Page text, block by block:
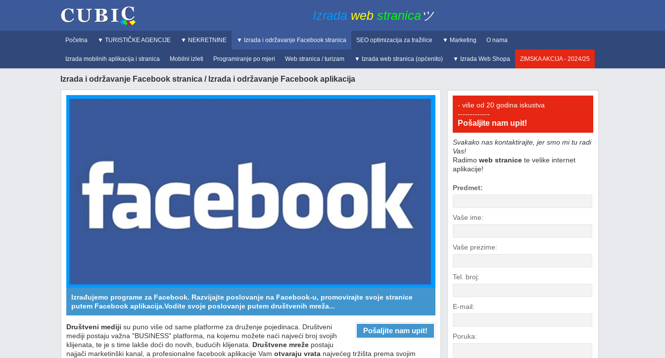
Izrada web stranica ツ
Početna ▼ TURISTIČKE AGENCIJE ▼ NEKRETNINE ▼ Izrada i održavanje Facebook stranica SEO optimizacija za tražilice ▼ Marketing O nama
Izrada mobilnih aplikacija i stranica Mobilni izleti Programiranje po mjeri Web stranica / turizam ▼ Izrada web stranica (općenito) ▼ Izrada Web Shopa ZIMSKA AKCIJA - 2024/25
Izrada i održavanje Facebook stranica / Izrada i održavanje Facebook aplikacija
Izrađujemo programe za Facebook. Razvijajte poslovanje na Facebook-u, promovirajte svoje stranice
putem Facebook aplikacija.Vodite svoje poslovanje putem društvenih mreža...
Pošaljite nam upit!
Društveni mediji su puno više od same platforme za druženje pojedinaca. Društveni
mediji postaju važna "BUSINESS" platforma, na kojemu možete naći najveći broj svojih
klijenata, te je s time lakše doći do novih, budućih klijenata. Društvene mreže postaju
najjači marketinški kanal, a profesionalne facebook aplikacije Vam otvaraju vrata najvećeg tržišta prema svojim
- više od 20 godina iskustva
-------------
Pošaljite nam upit!
Svakako nas kontaktirajte, jer smo mi tu radi
Vas!
Radimo web stranice te velike internet
aplikacije!
Predmet:
Vaše ime:
Vaše prezime:
Tel. broj:
E-mail:
Poruka: